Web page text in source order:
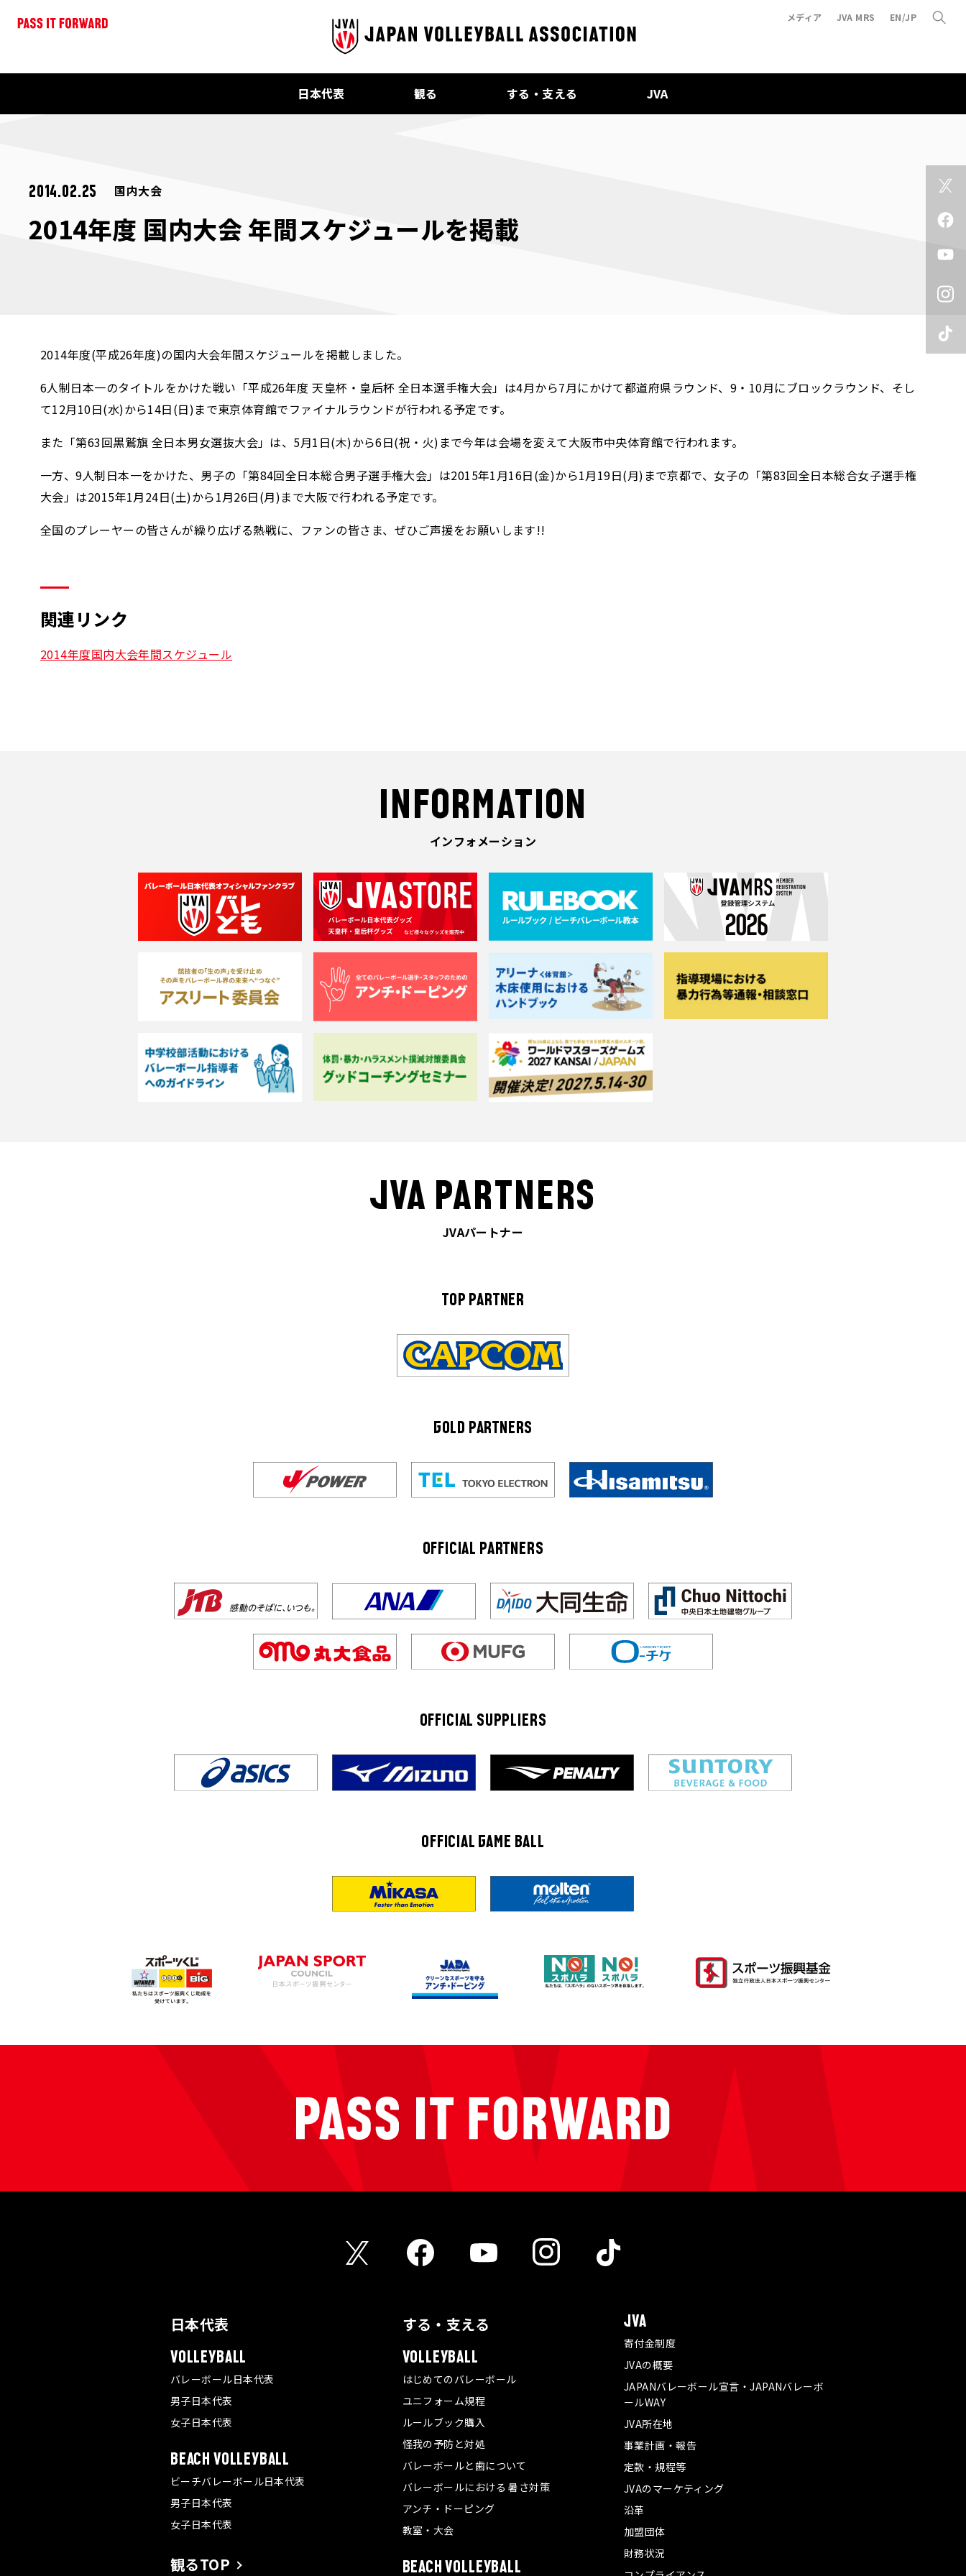
メディア JVA MRS EN/JP
日本代表 観る する・支える JVA
2014.02.25 国内大会
2014年度 国内大会 年間スケジュールを掲載
2014年度(平成26年度)の国内大会年間スケジュールを掲載しました。
6人制日本一のタイトルをかけた戦い「平成26年度 天皇杯・皇后杯 全日本選手権大会」は4月から7月にかけて都道府県ラウンド、9・10月にブロックラウンド、そし
て12月10日(水)から14日(日)まで東京体育館でファイナルラウンドが行われる予定です。
また「第63回黒鷲旗 全日本男女選抜大会」は、5月1日(木)から6日(祝・火)まで今年は会場を変えて大阪市中央体育館で行われます。
一方、9人制日本一をかけた、男子の「第84回全日本総合男子選手権大会」は2015年1月16日(金)から1月19日(月)まで京都で、女子の「第83回全日本総合女子選手権
大会」は2015年1月24日(土)から1月26日(月)まで大阪で行われる予定です。
全国のプレーヤーの皆さんが繰り広げる熱戦に、ファンの皆さま、ぜひご声援をお願いします!!
関連リンク
2014年度国内大会年間スケジュール
INFORMATION
インフォメーション
JVA PARTNERS
JVAパートナー
TOP PARTNER
GOLD PARTNERS
OFFICIAL PARTNERS
OFFICIAL SUPPLIERS
OFFICIAL GAME BALL
日本代表
VOLLEYBALL
バレーボール日本代表
男子日本代表
女子日本代表
BEACH VOLLEYBALL
ビーチバレーボール日本代表
男子日本代表
女子日本代表
観るTOP
する・支える
VOLLEYBALL
はじめてのバレーボール
ユニフォーム規程
ルールブック購入
怪我の予防と対処
バレーボールと歯について
バレーボールにおける 暑さ対策
アンチ・ドーピング
教室・大会
BEACH VOLLEYBALL
JVA
寄付金制度
JVAの概要
JAPANバレーボール宣言・JAPANバレーボ
ールWAY
JVA所在地
事業計画・報告
定款・規程等
JVAのマーケティング
沿革
加盟団体
財務状況